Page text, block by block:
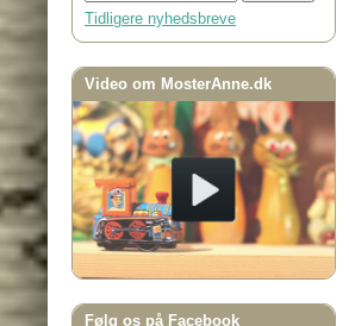
Tidligere nyhedsbreve
Video om MosterAnne.dk
Følg os på Facebook